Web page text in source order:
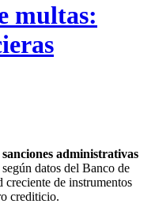
multas:
sanciones administrativas
datos del Banco de
creciente de instrumentos
crediticio.